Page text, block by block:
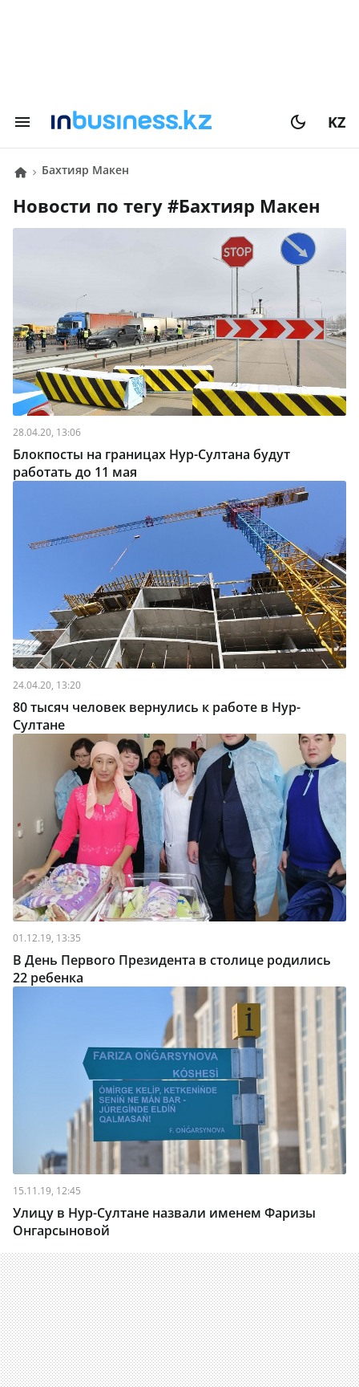
KZ
Бахтияр Макен
Новости по тегу # Бахтияр Макен
28.04.20, 13:06
Блокпосты на границах Нур-Султана будут
работать до 11 мая
24.04.20, 13:20
80 тысяч человек вернулись к работе в Нур-
Султане
01.12.19, 13:35
В День Первого Президента в столице родились
22 ребенка
15.11.19, 12:45
Улицу в Нур-Султане назвали именем Фаризы
Онгарсыновой